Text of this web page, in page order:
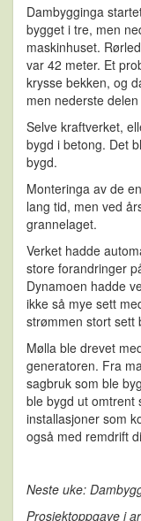
Dambygginga
bygget i tre, men
maskinhuset.
var 42 meter. Et
krysse bekken, og
men nederste
Selve kraftverket,
bygd i betong. Det
bygd.
Monteringa av de
lang tid, men ved
grannelaget.
Verket hadde
store forandringer
Dynamoen hadde
ikke så mye sett
strømmen stort
Mølla ble drevet
generatoren. Fra
sagbruk som ble
ble bygd ut omtrent
installasjoner som
også med remdrift
Neste uke:
Prosjektoppgave i